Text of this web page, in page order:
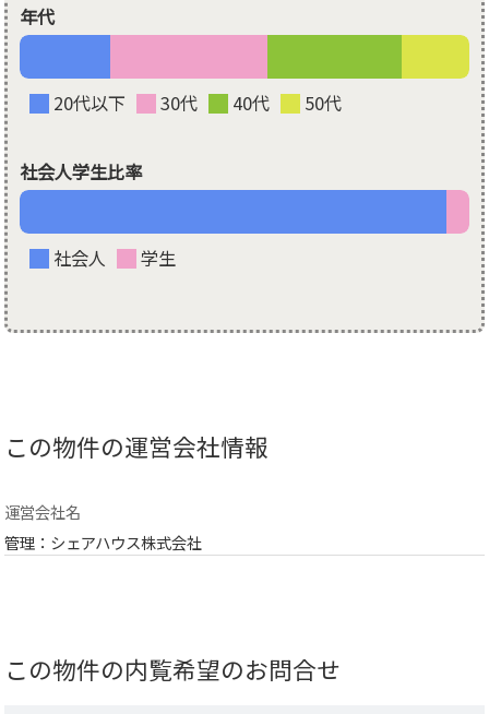
年代
20代以下 30代 40代 50代
社会人学生比率
社会人 学生
この物件の運営会社情報
運営会社名
管理：シェアハウス株式会社
この物件の内覧希望のお問合せ